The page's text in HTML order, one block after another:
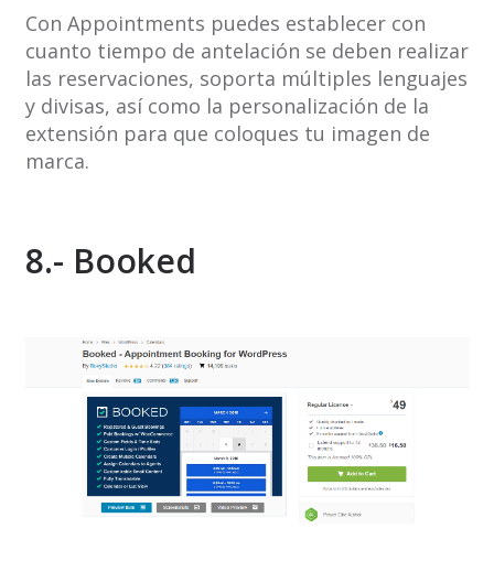
Con Appointments puedes establecer con
cuanto tiempo de antelación se deben realizar
las reservaciones, soporta múltiples lenguajes
y divisas, así como la personalización de la
extensión para que coloques tu imagen de
marca.
8.- Booked